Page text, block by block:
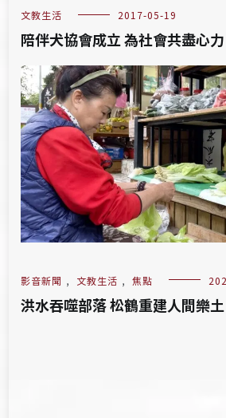
文教生活 2017-05-19
陪伴犬協會成立 為社會共盡心力
影音新聞 , 文教生活 , 焦點
洪水吞噬部落 松鶴重建人間樂土